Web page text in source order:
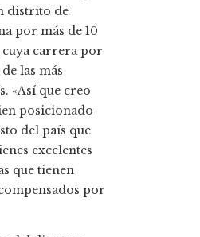
distrito de
por más de 10
cuya carrera por
las más
«Así que creo
posicionado
del país que
excelentes
que tienen
​​por